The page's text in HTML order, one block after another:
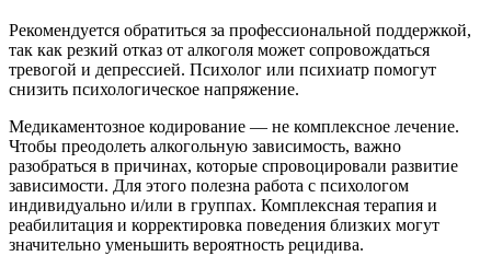
Рекомендуется обратиться за профессиональной поддержкой,
так как резкий отказ от алкоголя может сопровождаться
тревогой и депрессией. Психолог или психиатр помогут
снизить психологическое напряжение.
Медикаментозное кодирование — не комплексное лечение.
Чтобы преодолеть алкогольную зависимость, важно
разобраться в причинах, которые спровоцировали развитие
зависимости. Для этого полезна работа с психологом
индивидуально и/или в группах. Комплексная терапия и
реабилитация и корректировка поведения близких могут
значительно уменьшить вероятность рецидива.